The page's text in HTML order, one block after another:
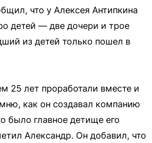
что у Алексея Антипкина
детей — две дочери и трое
из детей только пошел в
25 лет проработали вместе и
как он создавал компанию
было главное детище его
Александр. Он добавил, что